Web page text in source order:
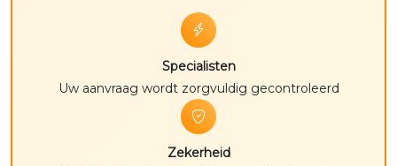
Specialisten
Uw aanvraag wordt zorgvuldig gecontroleerd
Zekerheid